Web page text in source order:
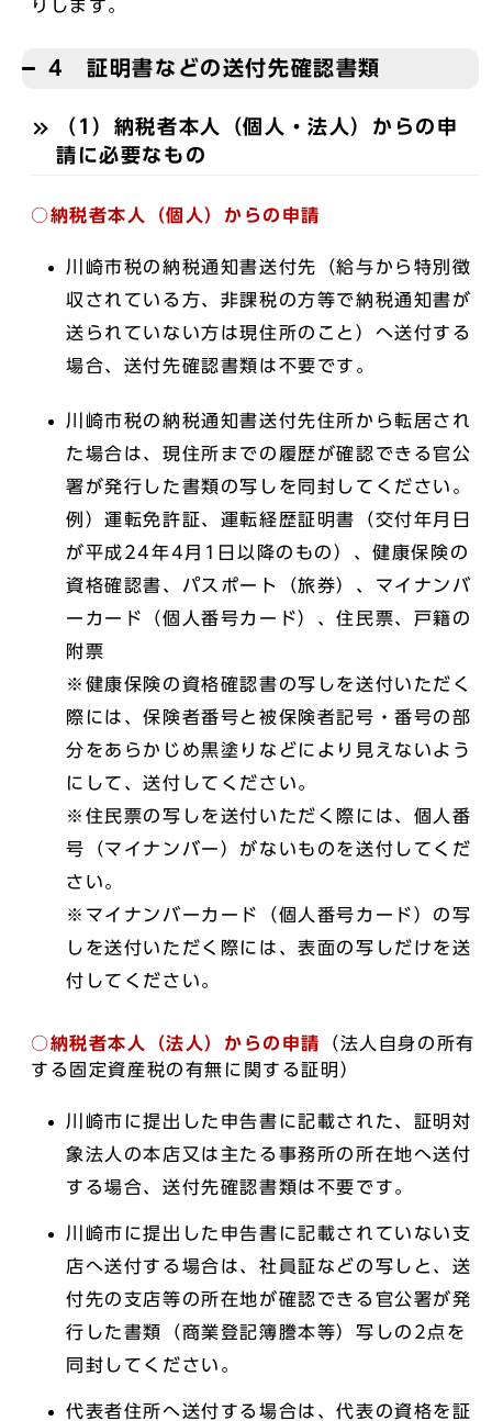
りします。
4 証明書などの送付先確認書類
（1）納税者本人（個人・法人）からの申
請に必要なもの
○納税者本人（個人）からの申請
川崎市税の納税通知書送付先（給与から特別徴
収されている方、非課税の方等で納税通知書が
送られていない方は現住所のこと）へ送付する
場合、送付先確認書類は不要です。
川崎市税の納税通知書送付先住所から転居され
た場合は、現住所までの履歴が確認できる官公
署が発行した書類の写しを同封してください。
例）運転免許証、運転経歴証明書（交付年月日
が平成24年4月1日以降のもの）、健康保険の
資格確認書、パスポート（旅券）、マイナンバ
ーカード（個人番号カード）、住民票、戸籍の
附票
※健康保険の資格確認書の写しを送付いただく
際には、保険者番号と被保険者記号・番号の部
分をあらかじめ黒塗りなどにより見えないよう
にして、送付してください。
※住民票の写しを送付いただく際には、個人番
号（マイナンバー）がないものを送付してくだ
さい。
※マイナンバーカード（個人番号カード）の写
しを送付いただく際には、表面の写しだけを送
付してください。
○納税者本人（法人）からの申請
（法人自身の所有
する固定資産税の有無に関する証明）
川崎市に提出した申告書に記載された、証明対
象法人の本店又は主たる事務所の所在地へ送付
する場合、送付先確認書類は不要です。
川崎市に提出した申告書に記載されていない支
店へ送付する場合は、社員証などの写しと、送
付先の支店等の所在地が確認できる官公署が発
行した書類（商業登記簿謄本等）写しの2点を
同封してください。
代表者住所へ送付する場合は、代表の資格を証